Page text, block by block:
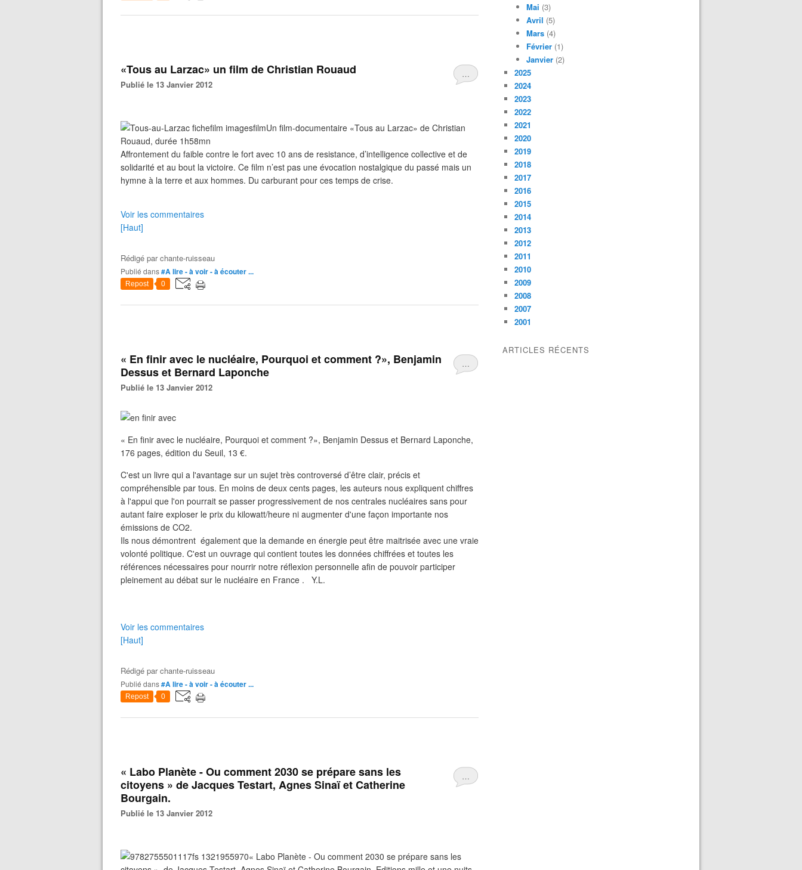
…
«Tous au Larzac» un film de Christian Rouaud
Publié le 13 Janvier 2012
Un film-documentaire «Tous au Larzac» de Christian
Rouaud, durée 1h58mn
Affrontement du faible contre le fort avec 10 ans de resistance, d’intelligence collective et de
solidarité et au bout la victoire. Ce film n’est pas une évocation nostalgique du passé mais un
hymne à la terre et aux hommes. Du carburant pour ces temps de crise.
Voir les commentaires
[Haut]
Rédigé parchante-ruisseau
Publié dans#A lire - à voir - à écouter ...
Repost 0
…
« En finir avec le nucléaire, Pourquoi et comment ?», Benjamin
Dessus et Bernard Laponche
Publié le 13 Janvier 2012
« En finir avec le nucléaire, Pourquoi et comment ?», Benjamin Dessus et Bernard Laponche,
176 pages, édition du Seuil, 13 €.
C'est un livre qui a l'avantage sur un sujet très controversé d’être clair, précis et
compréhensible par tous. En moins de deux cents pages, les auteurs nous expliquent chiffres
à l'appui que l'on pourrait se passer progressivement de nos centrales nucléaires sans pour
autant faire exploser le prix du kilowatt/heure ni augmenter d'une façon importante nos
émissions de CO2.
Ils nous démontrent également que la demande en énergie peut être maitrisée avec une vraie
volonté politique. C'est un ouvrage qui contient toutes les données chiffrées et toutes les
références nécessaires pour nourrir notre réflexion personnelle afin de pouvoir participer
pleinement au débat sur le nucléaire en France . Y.L.
Voir les commentaires
[Haut]
Rédigé parchante-ruisseau
Publié dans#A lire - à voir - à écouter ...
Repost 0
…
« Labo Planète - Ou comment 2030 se prépare sans les
citoyens » de Jacques Testart, Agnes Sinaï et Catherine
Bourgain.
Publié le 13 Janvier 2012
« Labo Planète - Ou comment 2030 se prépare sans les
Mai (3)
Avril (5)
Mars (4)
Février (1)
Janvier (2)
2025
2024
2023
2022
2021
2020
2019
2018
2017
2016
2015
2014
2013
2012
2011
2010
2009
2008
2007
2001
ARTICLES RÉCENTS